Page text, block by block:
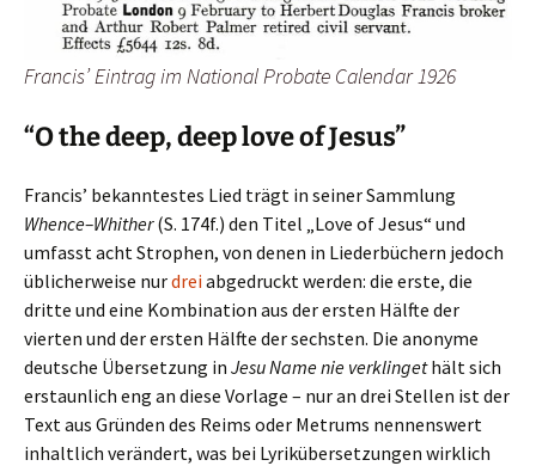
Francis’ Eintrag im National Probate Calendar 1926
“O the deep, deep love of Jesus”
Francis’ bekanntestes Lied trägt in seiner Sammlung
Whence–Whither(S. 174f.) den Titel „Love of Jesus“ und
umfasst acht Strophen, von denen in Liederbüchern jedoch
üblicherweise nurdreiabgedruckt werden: die erste, die
dritte und eine Kombination aus der ersten Hälfte der
vierten und der ersten Hälfte der sechsten. Die anonyme
deutsche Übersetzung in Jesu Name nie verklingethält sich
erstaunlich eng an diese Vorlage – nur an drei Stellen ist der
Text aus Gründen des Reims oder Metrums nennenswert
inhaltlich verändert, was bei Lyrikübersetzungen wirklich